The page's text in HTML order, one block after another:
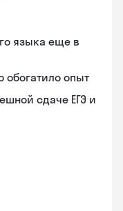
языка еще в
обогатило опыт
сдаче ЕГЭ и